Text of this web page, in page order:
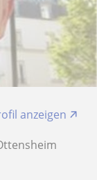
anzeigen